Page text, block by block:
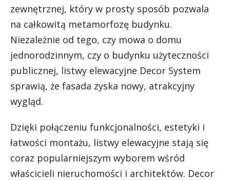
zewnętrznej, który w prosty sposób pozwala
na całkowitą metamorfozę budynku.
Niezależnie od tego, czy mowa o domu
jednorodzinnym, czy o budynku użyteczności
publicznej, listwy elewacyjne Decor System
sprawią, że fasada zyska nowy, atrakcyjny
wygląd.
Dzięki połączeniu funkcjonalności, estetyki i
łatwości montażu, listwy elewacyjne stają się
coraz popularniejszym wyborem wśród
właścicieli nieruchomości i architektów. Decor